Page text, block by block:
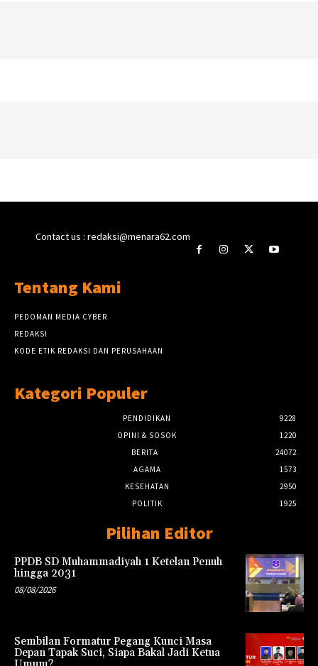
Contact us : redaksi@menara62.com
Tentang Kami
PEDOMAN MEDIA CYBER
REDAKSI
KODE ETIK REDAKSI DAN PERUSAHAAN
Kategori Populer
PENDIDIKAN
9228
OPINI & SOSOK
1220
BERITA
24072
AGAMA
1573
KESEHATAN
2950
POLITIK
1925
Pilihan Editor
PPDB SD Muhammadiyah 1 Ketelan Penuh
hingga 2031
08/08/2026
Sembilan Formatur Pegang Kunci Masa
Depan Tapak Suci, Siapa Bakal Jadi Ketua